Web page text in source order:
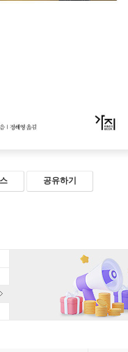
공유하기